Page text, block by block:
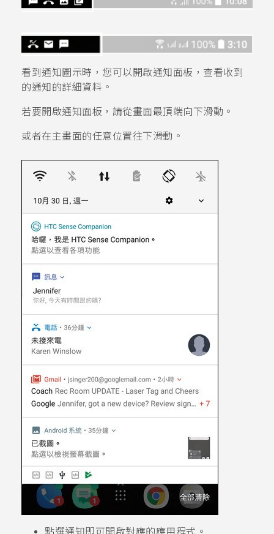
看到通知圖示時，您可以開啟通知面板，查看收到
的通知的詳細資料。
若要開啟通知面板，請從畫面最頂端向下滑動。
或者在主畫面的任意位置往下滑動。